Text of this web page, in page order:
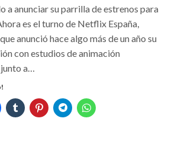
a anunciar su parrilla de estrenos para
es el turno de Netflix España,
anunció hace algo más de un año su
con estudios de animación
a…